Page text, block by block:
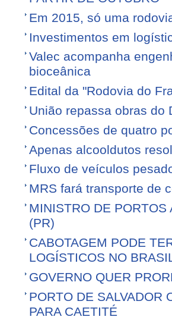
Em 2015, só uma
Investimentos em
Valec acompanha
bioceânica
Edital da "Rodovia do
União repassa obras do
Concessões de quatro
Apenas alcooldutos
Fluxo de veículos
MRS fará transporte de
MINISTRO DE
(PR)
CABOTAGEM PODE
LOGÍSTICOS NO
GOVERNO QUER
PORTO DE SALVADOR
PARA CAETITÉ